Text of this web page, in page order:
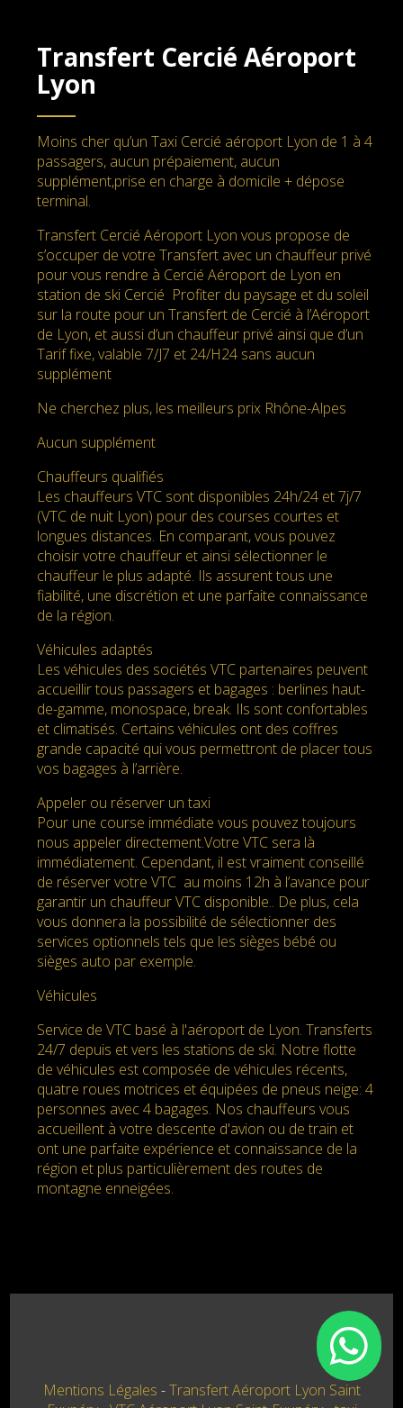
Transfert Cercié Aéroport
Lyon
Moins cher qu’un Taxi Cercié aéroport Lyon de 1 à 4
passagers, aucun prépaiement, aucun
supplément,prise en charge à domicile + dépose
terminal.
Transfert Cercié Aéroport Lyon vous propose de
s’occuper de votre Transfert avec un chauffeur privé
pour vous rendre à Cercié Aéroport de Lyon en
station de ski Cercié Profiter du paysage et du soleil
sur la route pour un Transfert de Cercié à l’Aéroport
de Lyon, et aussi d’un chauffeur privé ainsi que d’un
Tarif fixe, valable 7/J7 et 24/H24 sans aucun
supplément
Ne cherchez plus, les meilleurs prix Rhône-Alpes
Aucun supplément
Chauffeurs qualifiés
Les chauffeurs VTC sont disponibles 24h/24 et 7j/7
(VTC de nuit Lyon) pour des courses courtes et
longues distances. En comparant, vous pouvez
choisir votre chauffeur et ainsi sélectionner le
chauffeur le plus adapté. Ils assurent tous une
fiabilité, une discrétion et une parfaite connaissance
de la région.
Véhicules adaptés
Les véhicules des sociétés VTC partenaires peuvent
accueillir tous passagers et bagages : berlines haut-
de-gamme, monospace, break. Ils sont confortables
et climatisés. Certains véhicules ont des coffres
grande capacité qui vous permettront de placer tous
vos bagages à l’arrière.
Appeler ou réserver un taxi
Pour une course immédiate vous pouvez toujours
nous appeler directement.Votre VTC sera là
immédiatement. Cependant, il est vraiment conseillé
de réserver votre VTC au moins 12h à l’avance pour
garantir un chauffeur VTC disponible.. De plus, cela
vous donnera la possibilité de sélectionner des
services optionnels tels que les sièges bébé ou
sièges auto par exemple.
Véhicules
Service de VTC basé à l'aéroport de Lyon. Transferts
24/7 depuis et vers les stations de ski. Notre flotte
de véhicules est composée de véhicules récents,
quatre roues motrices et équipées de pneus neige: 4
personnes avec 4 bagages. Nos chauffeurs vous
accueillent à votre descente d'avion ou de train et
ont une parfaite expérience et connaissance de la
région et plus particulièrement des routes de
montagne enneigées.
Mentions Légales
Transfert Aéroport Lyon Saint